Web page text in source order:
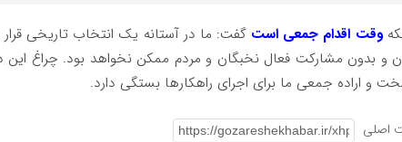
وقت اقدام جمعی است گفت: ما در آستانه یک انتخاب تاریخی قرار
و بدون مشارکت فعال نخبگان و مردم ممکن نخواهد بود. چراغ این
و اراده جمعی ما برای اجرای راهکارها بستگی دارد.
اصلی